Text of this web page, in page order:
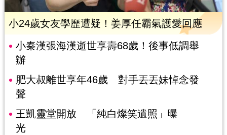
小24歲女友學歷遭疑！姜厚任霸氣護愛回應
小秦漢張海漢逝世享壽68歲！後事低調舉
辦
肥大叔離世享年46歲 對手丟丟妹悼念發
聲
王凱靈堂開放 「純白燦笑遺照」曝
光